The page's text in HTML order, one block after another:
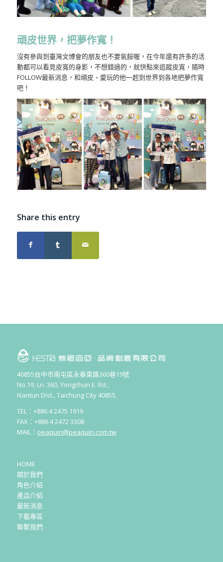
頑皮世界，把夢作寬！
沒有參與到臺灣文博會的朋友也不要氣餒喔，在今年還有許多的活
動都可以看見皮寬的身影，不想錯過的，就快點來追蹤皮寬，隨時
FOLLOW最新消息，和頑皮、愛玩的他一起到世界到各地把夢作寬
吧！
Share this entry
40855台中市南屯區永春東路360巷19號
No.19, Ln. 360, Yongchun E. Rd.,
Nantun Dist., Taichung City 40855,
TEL：+886 4 2475 1919
FAX：+886 4 2472 3308
MAIL： peaquin@peaquin.com.tw
HOME
關於我們
角色介紹
產品介紹
最新消息
下載專區
聯繫我們